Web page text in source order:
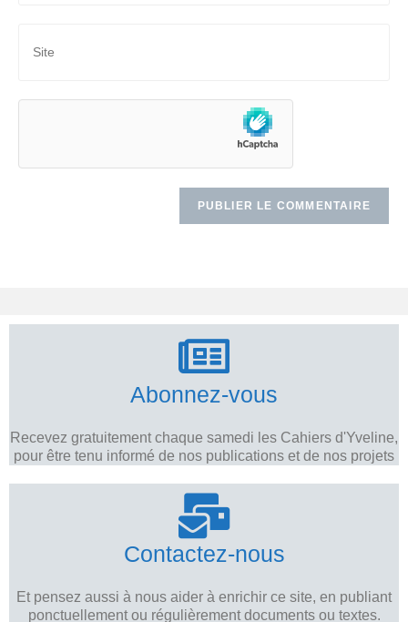
Abonnez-vous
Recevez gratuitement chaque samedi les Cahiers d'Yveline,
pour être tenu informé de nos publications et de nos projets
Contactez-nous
Et pensez aussi à nous aider à enrichir ce site, en publiant
ponctuellement ou régulièrement documents ou textes.